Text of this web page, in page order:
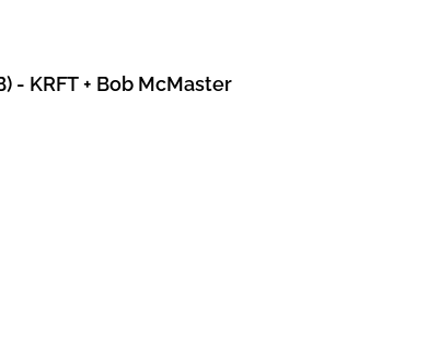
- KRFT + Bob McMaster